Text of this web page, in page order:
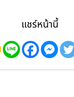
แชร์หน้านี้